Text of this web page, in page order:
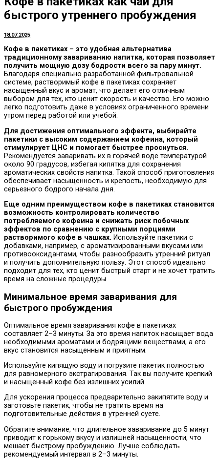
быстрого утреннего пробуждения
18.07.2025
Кофе в пакетиках – это удобная альтернатива
традиционному завариванию напитка, которая позволяет
получить мощную дозу бодрости всего за пару минут.
Благодаря специально разработанной фильтровальной
системе, растворимый кофе в пакетиках сохраняет
насыщенный вкус и аромат, что делает его отличным
выбором для тех, кто ценит скорость и качество. Его можно
легко подготовить даже в условиях ограниченного времени
утром перед работой или учебой.
Для достижения оптимального эффекта, выбирайте
пакетики с высоким содержанием кофеина, который
стимулирует ЦНС и помогает быстрее проснуться.
Рекомендуется заваривать их в горячей воде температурой
около 90 градусов, избегая кипятка для сохранения
ароматических свойств напитка. Такой способ приготовления
обеспечивает насыщенность и крепость, необходимую для
серьезного бодрого начала дня.
Еще одним преимуществом кофе в пакетиках становится
возможность контролировать количество
потребляемого кофеина и снижать риск побочных
эффектов по сравнению с крупными порциями
растворимого кофе в чашках. Используйте пакетики с
добавками, например, с ароматизированными вкусами или
противооксидантами, чтобы разнообразить утренний ритуал
и получить дополнительную пользу. Этот способ идеально
подходит для тех, кто ценит быстрый старт и не хочет тратить
время на сложные процедуры.
Минимальное время заваривания для
быстрого пробуждения
Оптимальное время заваривания кофе в пакетиках
составляет 2–3 минуты. За это время напиток насыщает вода
необходимыми ароматами и бодрящими веществами, а его
вкус становится насыщенным и приятным.
Используйте кипящую воду и погрузите пакетик полностью
для равномерного экстрагирования. Так вы получите крепкий
и насыщенный кофе без излишних усилий.
Для ускорения процесса предварительно закипятите воду и
заготовьте пакетик, чтобы не тратить время на
подготовительные действия в утренней суете.
Обратите внимание, что длительное заваривание до 5 минут
приводит к горькому вкусу и излишней насыщенности, что
мешает быстрому пробуждению. Лучше соблюдать
рекомендуемый интервал в 2–3 минуты.